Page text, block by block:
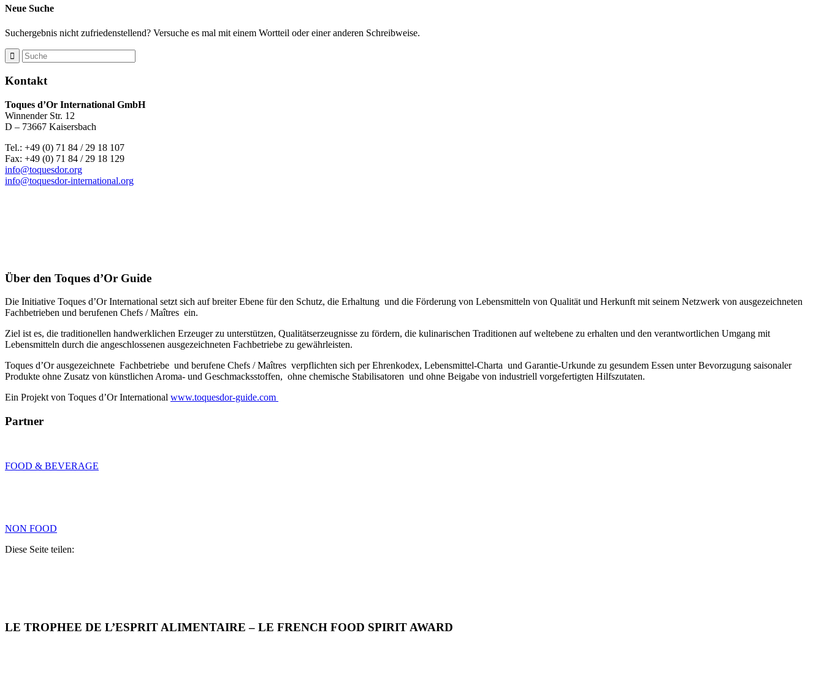
Neue Suche
Suchergebnis nicht zufriedenstellend? Versuche es mal mit einem Wortteil oder einer anderen Schreibweise.
Kontakt
Toques d’Or International GmbH
Winnender Str. 12
D – 73667 Kaisersbach
Tel.: +49 (0) 71 84 / 29 18 107
Fax: +49 (0) 71 84 / 29 18 129
info@toquesdor.org
info@toquesdor-international.org
Über den Toques d’Or Guide
Die Initiative Toques d’Or International setzt sich auf breiter Ebene für den Schutz, die Erhaltung und die Förderung von Lebensmitteln von Qualität und Herkunft mit seinem Netzwerk von ausgezeichneten
Fachbetrieben und berufenen Chefs / Maîtres ein.
Ziel ist es, die traditionellen handwerklichen Erzeuger zu unterstützen, Qualitätserzeugnisse zu fördern, die kulinarischen Traditionen auf weltebene zu erhalten und den verantwortlichen Umgang mit
Lebensmitteln durch die angeschlossenen ausgezeichneten Fachbetriebe zu gewährleisten.
Toques d’Or ausgezeichnete Fachbetriebe und berufene Chefs / Maîtres verpflichten sich per Ehrenkodex, Lebensmittel-Charta und Garantie-Urkunde zu gesundem Essen unter Bevorzugung saisonaler
Produkte ohne Zusatz von künstlichen Aroma- und Geschmacksstoffen, ohne chemische Stabilisatoren und ohne Beigabe von industriell vorgefertigten Hilfszutaten.
Ein Projekt von Toques d’Or International www.toquesdor-guide.com
Partner
FOOD & BEVERAGE
NON FOOD
Diese Seite teilen:
LE TROPHEE DE L’ESPRIT ALIMENTAIRE – LE FRENCH FOOD SPIRIT AWARD